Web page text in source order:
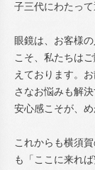
子三代にわたっ
眼鏡は、お客様
こそ、私たちは
えております。
さなお悩みも解
安心感こそが、め
これからも横須
も「ここに来れ